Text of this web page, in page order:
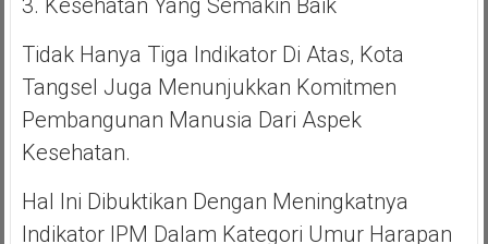
3. Kesehatan Yang Semakin Baik
Tidak Hanya Tiga Indikator Di Atas, Kota
Tangsel Juga Menunjukkan Komitmen
Pembangunan Manusia Dari Aspek
Kesehatan.
Hal Ini Dibuktikan Dengan Meningkatnya
Indikator IPM Dalam Kategori Umur Harapan